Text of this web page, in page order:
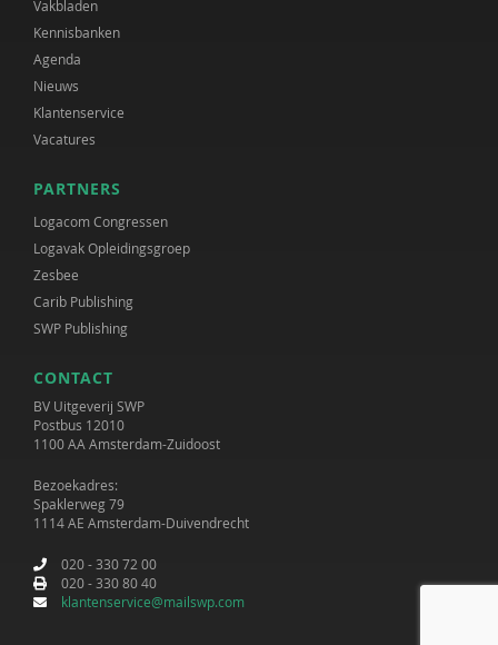
Vakbladen
Kennisbanken
Agenda
Nieuws
Klantenservice
Vacatures
PARTNERS
Logacom Congressen
Logavak Opleidingsgroep
Zesbee
Carib Publishing
SWP Publishing
CONTACT
BV Uitgeverij SWP
Postbus 12010
1100 AA Amsterdam-Zuidoost
Bezoekadres:
Spaklerweg 79
1114 AE Amsterdam-Duivendrecht
020 - 330 72 00
020 - 330 80 40
klantenservice@mailswp.com